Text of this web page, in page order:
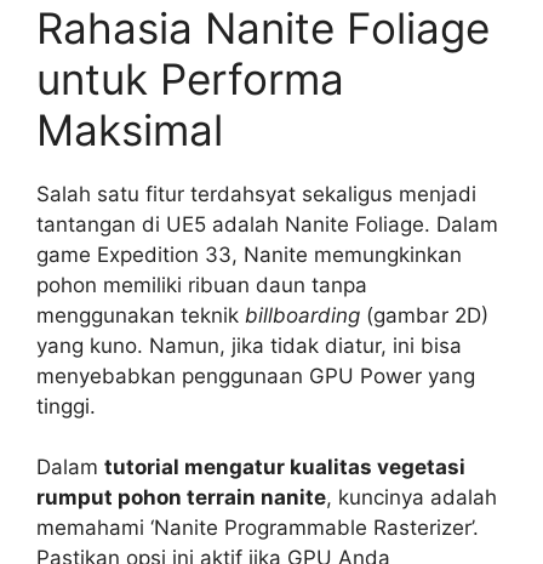
Rahasia Nanite Foliage
untuk Performa
Maksimal
Salah satu fitur terdahsyat sekaligus menjadi
tantangan di UE5 adalah Nanite Foliage. Dalam
game Expedition 33, Nanite memungkinkan
pohon memiliki ribuan daun tanpa
menggunakan teknik billboarding (gambar 2D)
yang kuno. Namun, jika tidak diatur, ini bisa
menyebabkan penggunaan GPU Power yang
tinggi.
Dalam tutorial mengatur kualitas vegetasi
rumput pohon terrain nanite, kuncinya adalah
memahami ‘Nanite Programmable Rasterizer’.
Pastikan opsi ini aktif jika GPU Anda